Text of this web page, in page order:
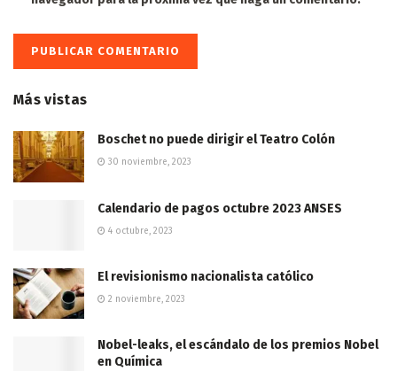
Más vistas
Boschet no puede dirigir el Teatro Colón
30 noviembre, 2023
Calendario de pagos octubre 2023 ANSES
4 octubre, 2023
El revisionismo nacionalista católico
2 noviembre, 2023
Nobel-leaks, el escándalo de los premios Nobel
en Química